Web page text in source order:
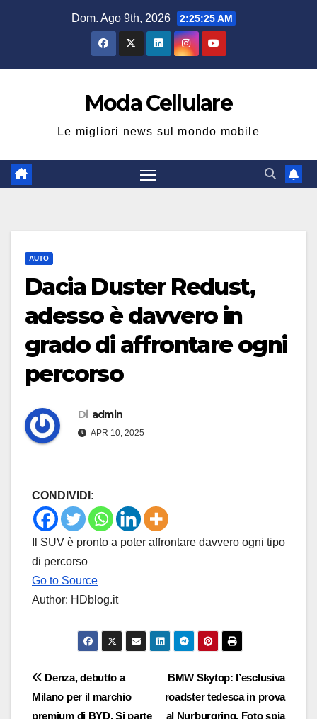
Dom. Ago 9th, 2026 2:25:25 AM
Moda Cellulare
Le migliori news sul mondo mobile
AUTO
Dacia Duster Redust,
adesso è davvero in
grado di affrontare ogni
percorso
Di admin
APR 10, 2025
CONDIVIDI:
Il SUV è pronto a poter affrontare davvero ogni tipo
di percorso
Go to Source
Author: HDblog.it
Navigazione
articoli
BMW Skytop: l’esclusiva
roadster tedesca in prova
al Nurburgring. Foto spia
Denza, debutto a
Milano per il marchio
premium di BYD. Si parte